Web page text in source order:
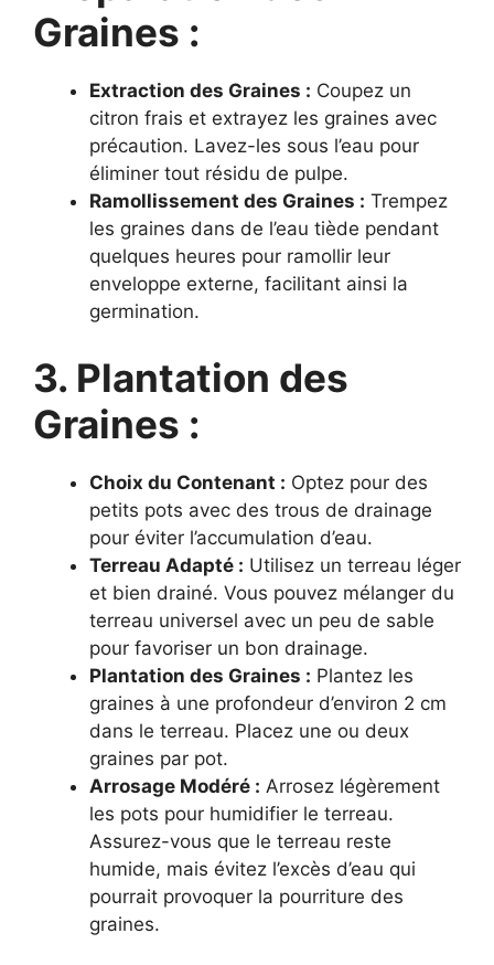
Graines :
Extraction des Graines : Coupez un
citron frais et extrayez les graines avec
précaution. Lavez-les sous l’eau pour
éliminer tout résidu de pulpe.
Ramollissement des Graines : Trempez
les graines dans de l’eau tiède pendant
quelques heures pour ramollir leur
enveloppe externe, facilitant ainsi la
germination.
3. Plantation des
Graines :
Choix du Contenant : Optez pour des
petits pots avec des trous de drainage
pour éviter l’accumulation d’eau.
Terreau Adapté : Utilisez un terreau léger
et bien drainé. Vous pouvez mélanger du
terreau universel avec un peu de sable
pour favoriser un bon drainage.
Plantation des Graines : Plantez les
graines à une profondeur d’environ 2 cm
dans le terreau. Placez une ou deux
graines par pot.
Arrosage Modéré : Arrosez légèrement
les pots pour humidifier le terreau.
Assurez-vous que le terreau reste
humide, mais évitez l’excès d’eau qui
pourrait provoquer la pourriture des
graines.